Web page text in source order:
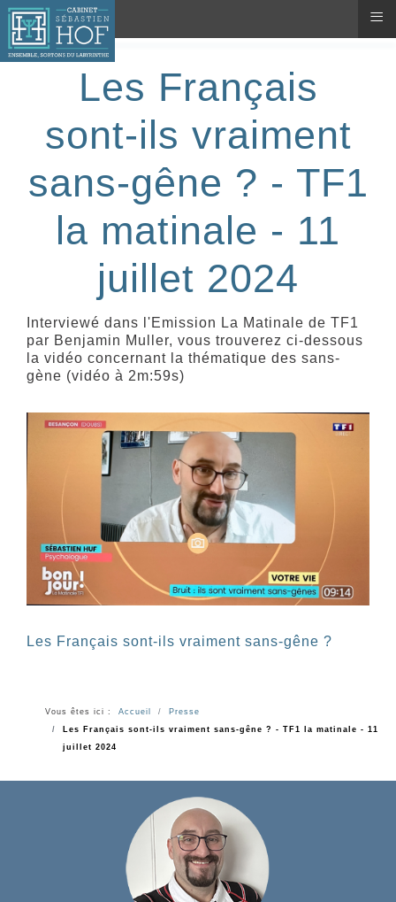
Les Français
sont-ils vraiment
sans-gêne ? - TF1
la matinale - 11
juillet 2024
Interviewé dans l'Emission La Matinale de TF1
par Benjamin Muller, vous trouverez ci-dessous
la vidéo concernant la thématique des sans-
gène (vidéo à 2m:59s)
Les Français sont-ils vraiment sans-gêne ?
Vous êtes ici : Accueil
Presse
Les Français sont-ils vraiment sans-gêne ? - TF1 la matinale - 11
juillet 2024
≡